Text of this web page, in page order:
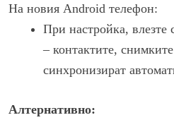
На новия Android телефон:
При настройка, влезте
– контактите,
синхронизират
Алтернативно: